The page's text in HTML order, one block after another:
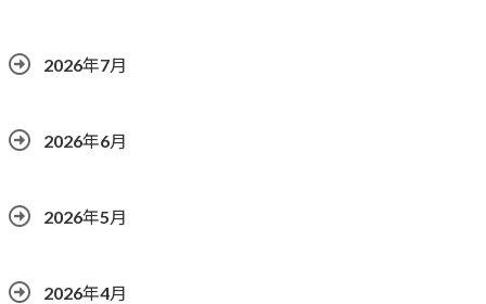
2026年7月
2026年6月
2026年5月
2026年4月